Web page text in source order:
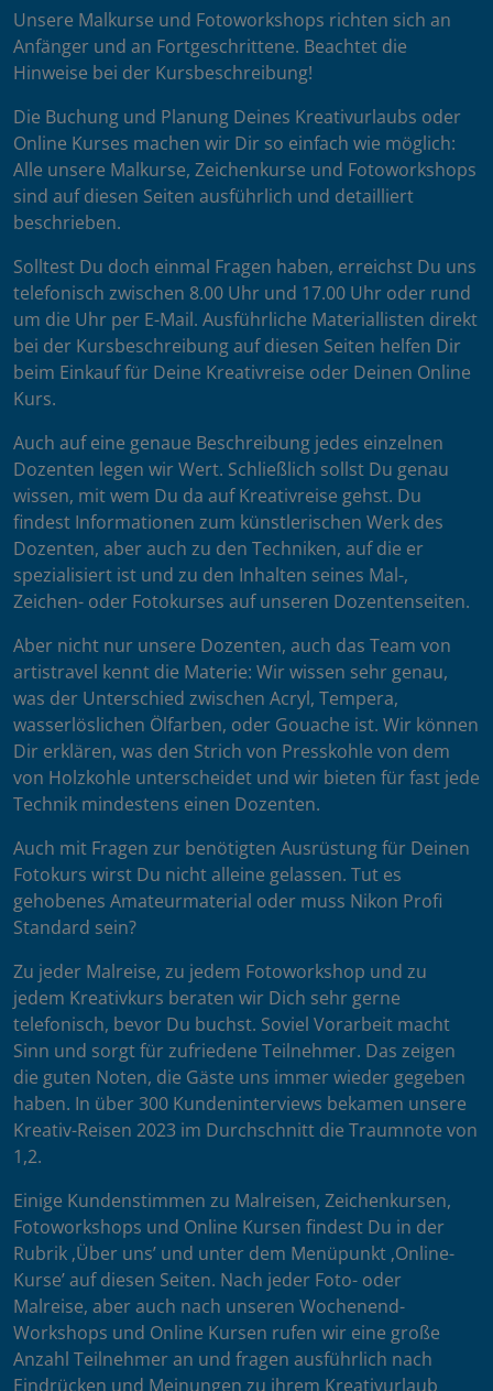
Unsere Malkurse und Fotoworkshops richten sich an
Anfänger und an Fortgeschrittene. Beachtet die
Hinweise bei der Kursbeschreibung!
Die Buchung und Planung Deines Kreativurlaubs oder
Online Kurses machen wir Dir so einfach wie möglich:
Alle unsere Malkurse, Zeichenkurse und Fotoworkshops
sind auf diesen Seiten ausführlich und detailliert
beschrieben.
Solltest Du doch einmal Fragen haben, erreichst Du uns
telefonisch zwischen 8.00 Uhr und 17.00 Uhr oder rund
um die Uhr per E-Mail. Ausführliche Materiallisten direkt
bei der Kursbeschreibung auf diesen Seiten helfen Dir
beim Einkauf für Deine Kreativreise oder Deinen Online
Kurs.
Auch auf eine genaue Beschreibung jedes einzelnen
Dozenten legen wir Wert. Schließlich sollst Du genau
wissen, mit wem Du da auf Kreativreise gehst. Du
findest Informationen zum künstlerischen Werk des
Dozenten, aber auch zu den Techniken, auf die er
spezialisiert ist und zu den Inhalten seines Mal-,
Zeichen- oder Fotokurses auf unseren Dozentenseiten.
Aber nicht nur unsere Dozenten, auch das Team von
artistravel kennt die Materie: Wir wissen sehr genau,
was der Unterschied zwischen Acryl, Tempera,
wasserlöslichen Ölfarben, oder Gouache ist. Wir können
Dir erklären, was den Strich von Presskohle von dem
von Holzkohle unterscheidet und wir bieten für fast jede
Technik mindestens einen Dozenten.
Auch mit Fragen zur benötigten Ausrüstung für Deinen
Fotokurs wirst Du nicht alleine gelassen. Tut es
gehobenes Amateurmaterial oder muss Nikon Profi
Standard sein?
Zu jeder Malreise, zu jedem Fotoworkshop und zu
jedem Kreativkurs beraten wir Dich sehr gerne
telefonisch, bevor Du buchst. Soviel Vorarbeit macht
Sinn und sorgt für zufriedene Teilnehmer. Das zeigen
die guten Noten, die Gäste uns immer wieder gegeben
haben. In über 300 Kundeninterviews bekamen unsere
Kreativ-Reisen 2023 im Durchschnitt die Traumnote von
1,2.
Einige Kundenstimmen zu Malreisen, Zeichenkursen,
Fotoworkshops und Online Kursen findest Du in der
Rubrik ‚Über uns’ und unter dem Menüpunkt ‚Online-
Kurse’ auf diesen Seiten. Nach jeder Foto- oder
Malreise, aber auch nach unseren Wochenend-
Workshops und Online Kursen rufen wir eine große
Anzahl Teilnehmer an und fragen ausführlich nach
Eindrücken und Meinungen zu ihrem Kreativurlaub